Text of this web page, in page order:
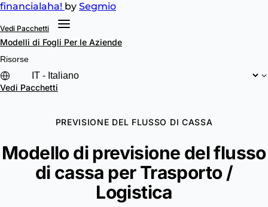
financialaha! by Segmio
Vedi Pacchetti
Modelli di Fogli Per le Aziende
Risorse
Vedi Pacchetti
PREVISIONE DEL FLUSSO DI CASSA
Modello di previsione del flusso
di cassa per Trasporto /
Logistica